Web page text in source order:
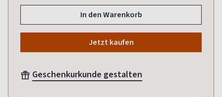
In den Warenkorb
Jetzt kaufen
Geschenkurkunde gestalten